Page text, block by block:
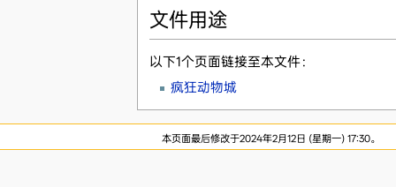
文件用途
以下1个页面链接至本文件：
疯狂动物城
本页面最后修改于2024年2月12日 (星期一) 17:30。